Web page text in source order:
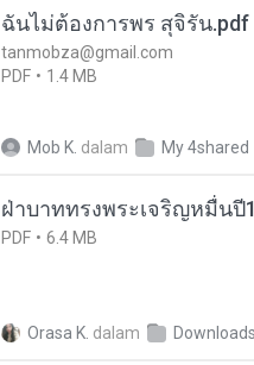
ฉันไม่ต้องการพร สุจิรัน.pdf
tanmobza@gmail.com
PDF
1.4 MB
Mob K. dalam My 4shared
ฝ่าบาททรงพระเจริญหมื่นปี
PDF 6.4 MB
Orasa K. dalam Downloads